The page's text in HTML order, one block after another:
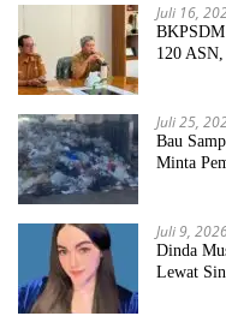
Juli 16,
BKPSDM
120 ASN,
Juli 25,
Bau
Minta
Juli 9,
Dinda
Lewat